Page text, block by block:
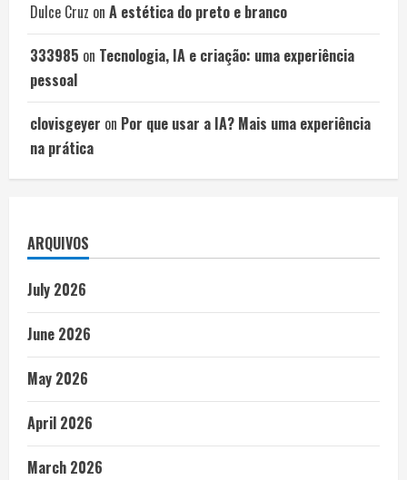
Dulce Cruz on A estética do preto e branco
333985 on Tecnologia, IA e criação: uma experiência
pessoal
clovisgeyer on Por que usar a IA? Mais uma experiência
na prática
ARQUIVOS
July 2026
June 2026
May 2026
April 2026
March 2026